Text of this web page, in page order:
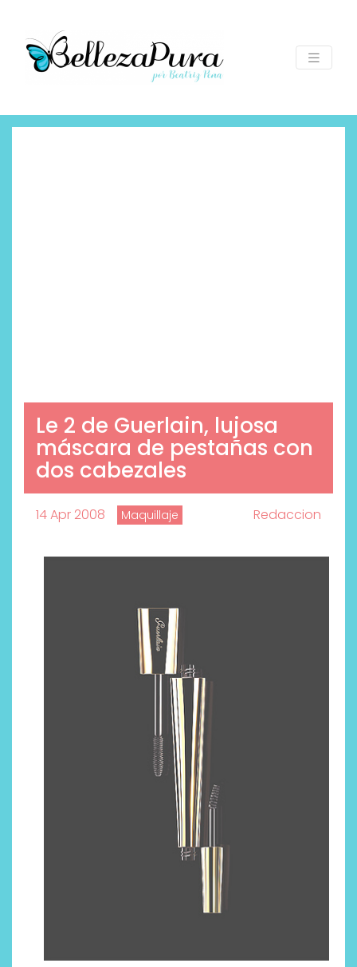
Le 2 de Guerlain, lujosa
máscara de pestañas con
dos cabezales
14 Apr 2008 Maquillaje Redaccion